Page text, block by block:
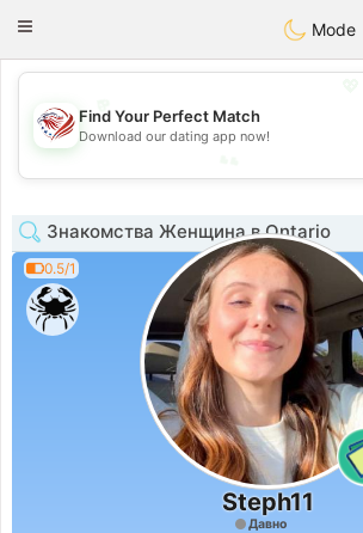
Dating
Toggle
Mode
Find Your Perfect Match
Download our dating app now!
Знакомства Женщина в Ontario
0.5/1
Steph11
Давно